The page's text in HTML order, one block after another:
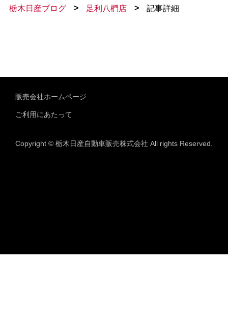
栃木日産ブログ > 足利八椚店 > 記事詳細
販売会社ホームページ
ご利用にあたって
Copyright © 栃木日産自動車販売株式会社 All rights Reserved.